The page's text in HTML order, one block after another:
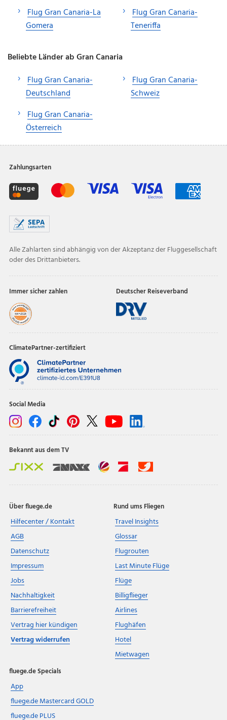
Flug Gran Canaria-La
Gomera
Flug Gran Canaria-
Teneriffa
Beliebte Länder ab Gran Canaria
Flug Gran Canaria-
Deutschland
Flug Gran Canaria-
Österreich
Flug Gran Canaria-
Schweiz